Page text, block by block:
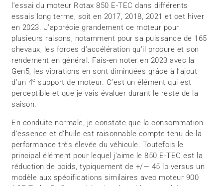
l’essai du moteur Rotax 850 E-TEC dans différents
essais long terme, soit en 2017, 2018, 2021 et cet hiver
en 2023. J’apprécie grandement ce moteur pour
plusieurs raisons, notamment pour sa puissance de 165
chevaux, les forces d’accélération qu’il procure et son
rendement en général. Fais-en noter en 2023 avec la
Gen5, les vibrations en sont diminuées grâce à l’ajout
d’un 4e support de moteur. C’est un élément qui est
perceptible et que je vais évaluer durant le reste de la
saison.
En conduite normale, je constate que la consommation
d’essence et d’huile est raisonnable compte tenu de la
performance très élevée du véhicule. Toutefois le
principal élément pour lequel j’aime le 850 E-TEC est la
réduction de poids, typiquement de +/— 45 lb versus un
modèle aux spécifications similaires avec moteur 900